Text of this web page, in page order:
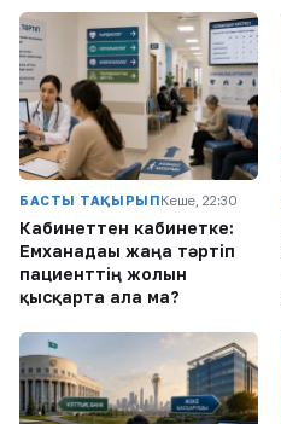
БАСТЫ ТАҚЫРЫПКеше, 22:30
Кабинеттен кабинетке:
Емханадағы жаңа тәртіп
пациенттің жолын
қысқарта ала ма?